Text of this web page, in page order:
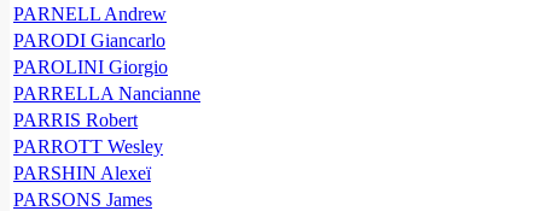
PARNELL Andrew
PARODI Giancarlo
PAROLINI Giorgio
PARRELLA Nancianne
PARRIS Robert
PARROTT Wesley
PARSHIN Alexeï
PARSONS James